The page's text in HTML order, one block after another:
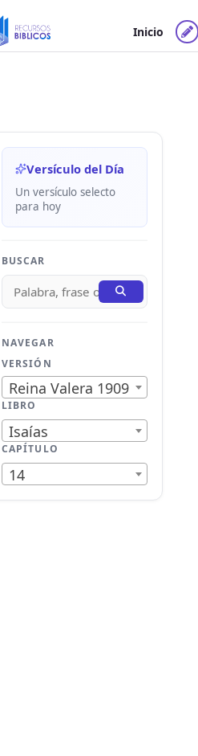
Inicio
Versículo del Día
Un versículo selecto
para hoy
BUSCAR
NAVEGAR
VERSIÓN
Reina Valera 1909
LIBRO
Isaías
CAPÍTULO
14